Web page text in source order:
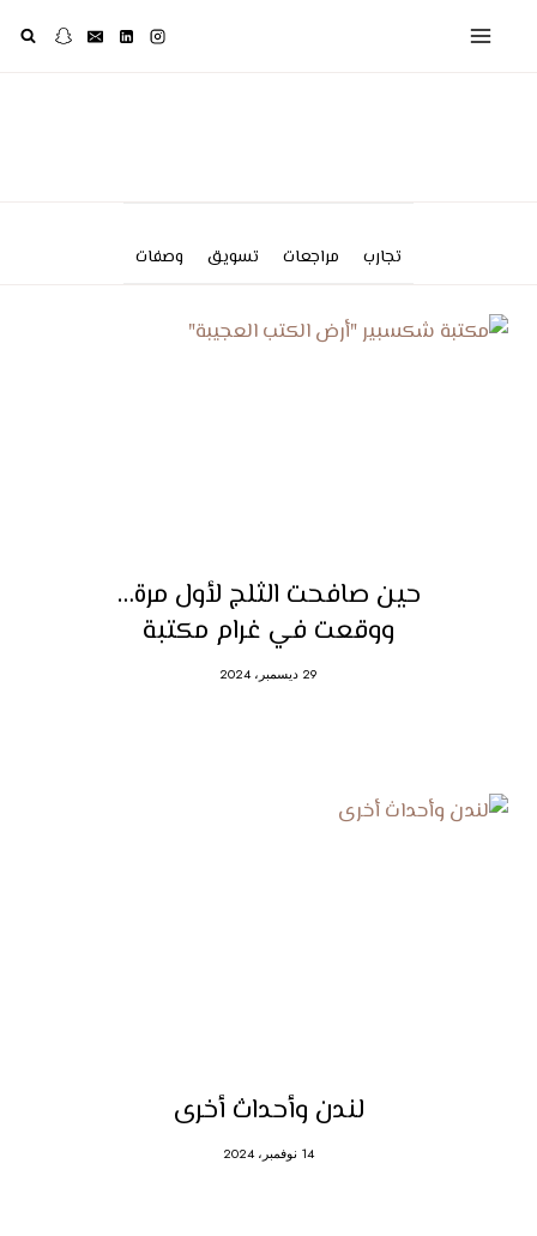
تجارب مراجعات تسويق وصفات
حين صافحت الثلج لأول مرة…
ووقعت في غرام مكتبة
29 ديسمبر، 2024
لندن وأحداث أخرى
14 نوفمبر، 2024